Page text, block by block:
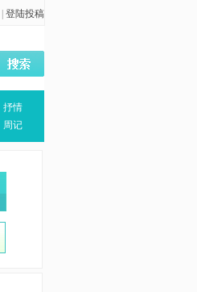
登陆投稿
抒情
周记